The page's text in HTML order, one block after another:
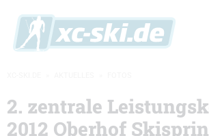
2. zentrale
2012 Oberhof